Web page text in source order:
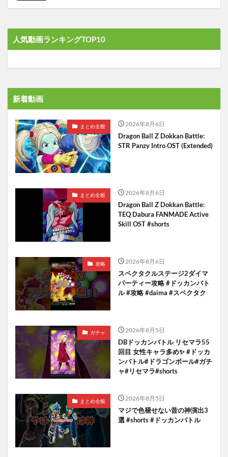
人気動画ランキングTOP10
新着動画
まとめ全般 2026年8月6日
Dragon Ball Z Dokkan Battle:
STR Panzy Intro OST (Extended)
まとめ全般 2026年8月6日
Dragon Ball Z Dokkan Battle:
TEQ Dabura FANMADE Active
Skill OST #shorts
攻略 2026年8月6日
スペクタクルステージ2ダイマ
パーティー攻略 #ドッカンバト
ル #攻略 #daima #スペクタク
ガチャ 2026年8月5日
DBドッカンバトル リセマラ55
回目 女性キャラ多め✨️ #ドッカ
ンバトル#ドラゴンボール#ガチ
ャ#リセマラ#shorts
まとめ全般 2026年8月5日
マジで色褪せない昔の神演出3
選 #shorts #ドッカンバトル